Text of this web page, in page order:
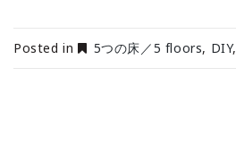
Posted in 5つの床／5 floors, DIY,